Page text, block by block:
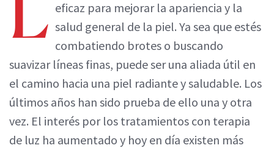
eficaz para mejorar la apariencia y la
salud general de la piel. Ya sea que estés
combatiendo brotes o buscando
suavizar líneas finas, puede ser una aliada útil en
el camino hacia una piel radiante y saludable. Los
últimos años han sido prueba de ello una y otra
vez. El interés por los tratamientos con terapia
de luz ha aumentado y hoy en día existen más